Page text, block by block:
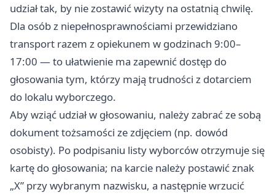
udział tak, by nie zostawić wizyty na ostatnią chwilę.
Dla osób z niepełnosprawnościami przewidziano
transport razem z opiekunem w godzinach 9:00–
17:00 — to ułatwienie ma zapewnić dostęp do
głosowania tym, którzy mają trudności z dotarciem
do lokalu wyborczego.
Aby wziąć udział w głosowaniu, należy zabrać ze sobą
dokument tożsamości ze zdjęciem (np. dowód
osobisty). Po podpisaniu listy wyborców otrzymuje się
kartę do głosowania; na karcie należy postawić znak
„X” przy wybranym nazwisku, a następnie wrzucić